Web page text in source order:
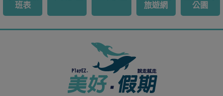
班表
旅遊網
公園